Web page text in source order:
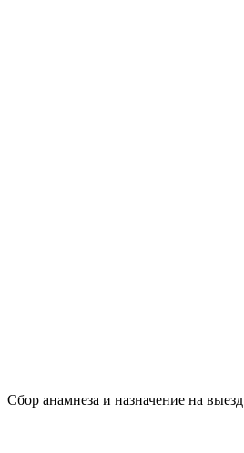
Сбор анамнеза и назначение на выезд